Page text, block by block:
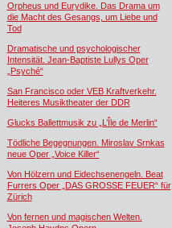
Orpheus und Eurydike. Das Drama um
die Macht des Gesangs, um Liebe und
Tod
Dramatische und psychologischer
Intensität. Jean-Baptiste Lullys Oper
„Psyché“
San Francisco oder VEB Kraftverkehr.
Heiteres Musiktheater der DDR
Glucks Ballettmusik zu „L’Île de Merlin“
Tödliche Begegnungen. Miroslav Srnkas
neue Oper „Voice Killer“
Von Hölzern und Eidechsenengeln. Beat
Furrers Oper „DAS GROSSE FEUER“ für
Zürich
Von fernen und magischen Welten.